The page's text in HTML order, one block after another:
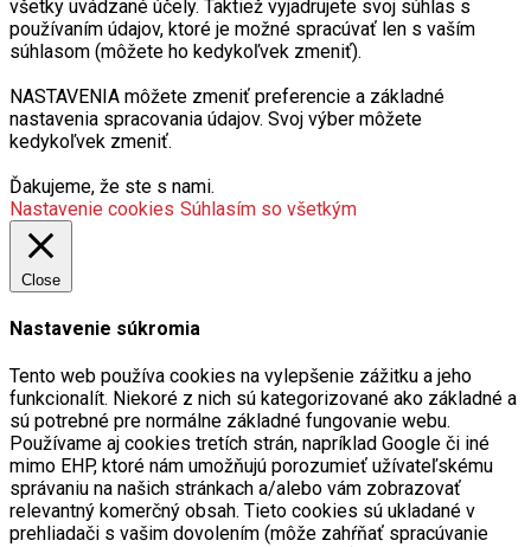
všetky uvádzané účely. Taktiež vyjadrujete svoj súhlas s
používaním údajov, ktoré je možné spracúvať len s vaším
súhlasom (môžete ho kedykoľvek zmeniť).
NASTAVENIA môžete zmeniť preferencie a základné
nastavenia spracovania údajov. Svoj výber môžete
kedykoľvek zmeniť.
Ďakujeme, že ste s nami.
Nastavenie cookies Súhlasím so všetkým
Close
Nastavenie súkromia
Tento web používa cookies na vylepšenie zážitku a jeho
funkcionalít. Niekoré z nich sú kategorizované ako základné a
sú potrebné pre normálne základné fungovanie webu.
Používame aj cookies tretích strán, napríklad Google či iné
mimo EHP, ktoré nám umožňujú porozumieť užívateľskému
správaniu na našich stránkach a/alebo vám zobrazovať
relevantný komerčný obsah. Tieto cookies sú ukladané v
prehliadači s vašim dovolením (môže zahŕňať spracúvanie